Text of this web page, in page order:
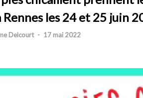
Rennes les 24 et 25 juin
Delcourt - 17 mai 2022